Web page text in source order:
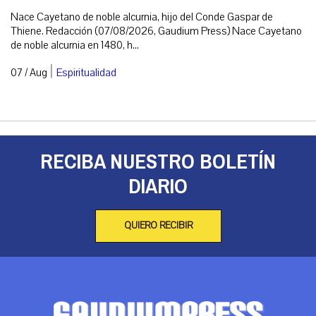
Nace Cayetano de noble alcurnia, hijo del Conde Gaspar de
Thiene. Redacción (07/08/2026, Gaudium Press) Nace Cayetano
de noble alcurnia en 1480, h...
07 / Aug | Espiritualidad
RECIBA NUESTRO BOLETÍN
DIARIO
QUIERO RECIBIR